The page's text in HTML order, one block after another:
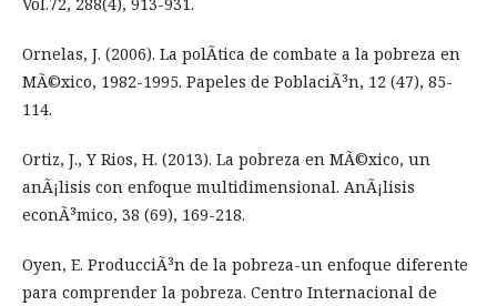
Vol.72, 288(4), 913-931.
Ornelas, J. (2006). La polÃ­tica de combate a la pobreza en
MÃ©xico, 1982-1995. Papeles de PoblaciÃ³n, 12 (47), 85-
114.
Ortiz, J., Y Rios, H. (2013). La pobreza en MÃ©xico, un
anÃ¡lisis con enfoque multidimensional. AnÃ¡lisis
econÃ³mico, 38 (69), 169-218.
Oyen, E. ProducciÃ³n de la pobreza-un enfoque diferente
para comprender la pobreza. Centro Internacional de